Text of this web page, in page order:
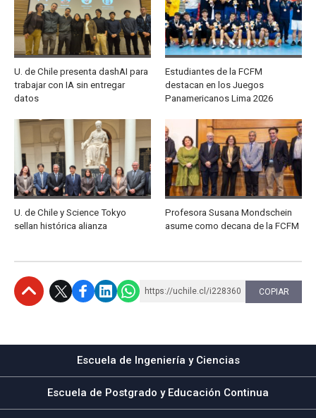
U. de Chile presenta dashAI para
trabajar con IA sin entregar
datos
Estudiantes de la FCFM
destacan en los Juegos
Panamericanos Lima 2026
U. de Chile y Science Tokyo
sellan histórica alianza
Profesora Susana Mondschein
asume como decana de la FCFM
https://uchile.cl/i228360 COPIAR
Escuela de Ingeniería y Ciencias
Escuela de Postgrado y Educación Continua